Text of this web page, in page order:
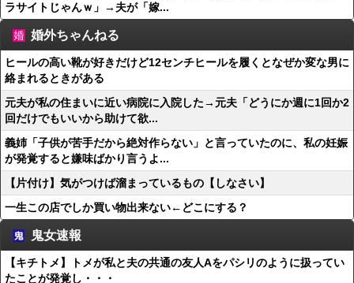
ラサイトじゃんｗ」→夫が「嫁...
婚外ちゃんねる
ヒールの高い靴が好きだけど12センチヒールを履くとなぜか変な男に
絡まれるときがある
元夫が私の住まいに近い病院に入院した→元夫「どうにか週に1回か2
回だけでもいいから助けて欲...
義姉「子供が苦手だから絶対作らない」と言っていたのに、私の妊娠
が発覚すると嫌味ばかり言うよ...
【片付け】気がつけば溜まっているもの【しなさい】
一生この店でしか買い物出来ない←どこにする？
鬼女速報
【キチトメ】トメが私と夫の共通の友人Aをパシリのように扱ってい
たことが発覚し・・・